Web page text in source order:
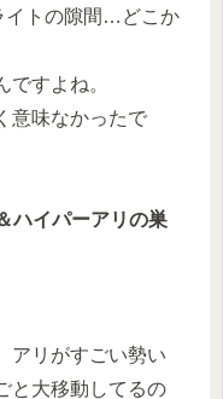
イトの隙間…どこか
すよね。
意味なかったで
ハイパーアリの巣
アリがすごい勢い
と大移動してるの